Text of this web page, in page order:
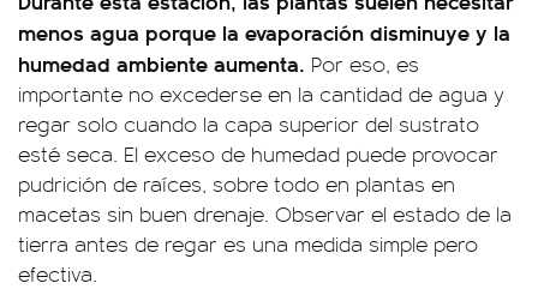
menos agua porque la evaporación disminuye y la
humedad ambiente aumenta. Por eso, es
importante no excederse en la cantidad de agua y
regar solo cuando la capa superior del sustrato
esté seca. El exceso de humedad puede provocar
pudrición de raíces, sobre todo en plantas en
macetas sin buen drenaje. Observar el estado de la
tierra antes de regar es una medida simple pero
efectiva.